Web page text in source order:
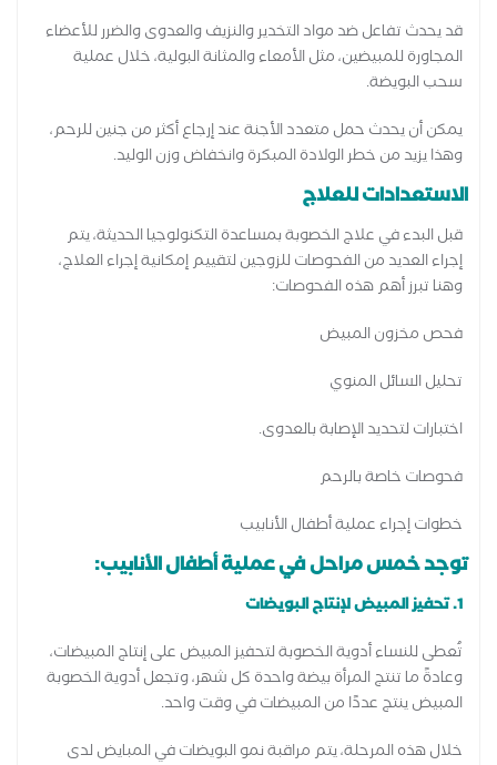
قد يحدث تفاعل ضد مواد التخدير والنزيف والعدوى والضرر للأعضاء
المجاورة للمبيضين، مثل الأمعاء والمثانة البولية، خلال عملية
سحب البويضة.
يمكن أن يحدث حمل متعدد الأجنة عند إرجاع أكثر من جنين للرحم،
وهذا يزيد من خطر الولادة المبكرة وانخفاض وزن الوليد.
الاستعدادات للعلاج
قبل البدء في علاج الخصوبة بمساعدة التكنولوجيا الحديثة، يتم
إجراء العديد من الفحوصات للزوجين لتقييم إمكانية إجراء العلاج،
وهنا تبرز أهم هذه الفحوصات:
فحص مخزون المبيض
تحليل السائل المنوي
اختبارات لتحديد الإصابة بالعدوى.
فحوصات خاصة بالرحم
خطوات إجراء عملية أطفال الأنابيب
توجد خمس مراحل في عملية أطفال الأنابيب:
1. تحفيز المبيض لإنتاج البويضات
تُعطى للنساء أدوية الخصوبة لتحفيز المبيض على إنتاج المبيضات،
وعادةً ما تنتج المرأة بيضة واحدة كل شهر، وتجعل أدوية الخصوبة
المبيض ينتج عددًا من المبيضات في وقت واحد.
خلال هذه المرحلة، يتم مراقبة نمو البويضات في المبايض لدى